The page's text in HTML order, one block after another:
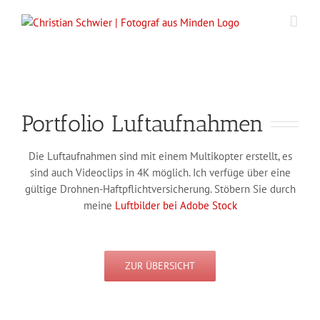
Inhalt
Portfolio Luftaufnahmen
Die Luftaufnahmen sind mit einem Multikopter erstellt, es
sind auch Videoclips in 4K möglich. Ich verfüge über eine
gültige Drohnen-Haftpflichtversicherung. Stöbern Sie durch
meine Luftbilder bei Adobe Stock
ZUR ÜBERSICHT